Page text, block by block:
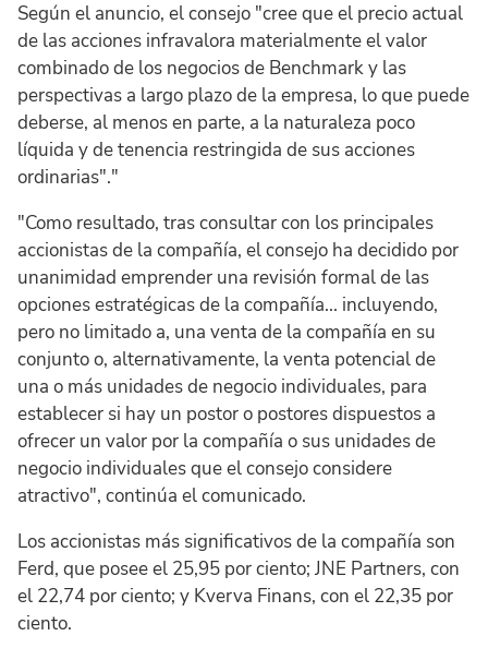
Según el anuncio, el consejo "cree que el precio actual
de las acciones infravalora materialmente el valor
combinado de los negocios de Benchmark y las
perspectivas a largo plazo de la empresa, lo que puede
deberse, al menos en parte, a la naturaleza poco
líquida y de tenencia restringida de sus acciones
ordinarias"."
"Como resultado, tras consultar con los principales
accionistas de la compañía, el consejo ha decidido por
unanimidad emprender una revisión formal de las
opciones estratégicas de la compañía... incluyendo,
pero no limitado a, una venta de la compañía en su
conjunto o, alternativamente, la venta potencial de
una o más unidades de negocio individuales, para
establecer si hay un postor o postores dispuestos a
ofrecer un valor por la compañía o sus unidades de
negocio individuales que el consejo considere
atractivo", continúa el comunicado.
Los accionistas más significativos de la compañía son
Ferd, que posee el 25,95 por ciento; JNE Partners, con
el 22,74 por ciento; y Kverva Finans, con el 22,35 por
ciento.